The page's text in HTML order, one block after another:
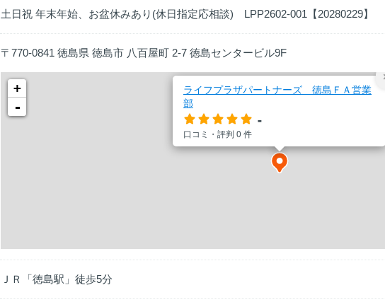
土日祝 年末年始、お盆休みあり(休日指定応相談) LPP2602-001【20280229】
〒770-0841 徳島県 徳島市 八百屋町 2-7 徳島センタービル9F
ライフプラザパートナーズ 徳島ＦＡ営業
部
-
口コミ・評判0 件
+
-
ＪＲ「徳島駅」徒歩5分